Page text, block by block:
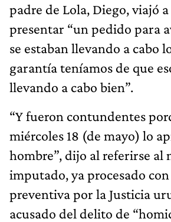
padre de Lola, Diego, viajó
presentar “un pedido para
se estaban llevando a cabo
garantía teníamos de que
llevando a cabo bien”.
“Y fueron contundentes
miércoles 18 (de mayo) lo
hombre”, dijo al referirse al
imputado, ya procesado
preventiva por la Justicia
acusado del delito de